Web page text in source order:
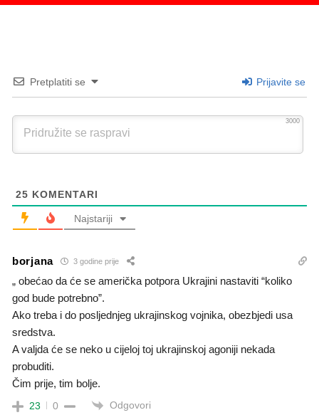
Pretplatiti se Prijavite se
3000
25 KOMENTARI
Najstariji
borjana 3 godine prije
„ obećao da će se američka potpora Ukrajini nastaviti “koliko
god bude potrebno”.
Ako treba i do posljednjeg ukrajinskog vojnika, obezbjedi usa
sredstva.
A valjda će se neko u cijeloj toj ukrajinskoj agoniji nekada
probuditi.
Čim prije, tim bolje.
23 0 Odgovori